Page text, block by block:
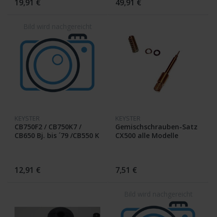
19,91 € 49,91 €
KEYSTER
CB750F2 / CB750K7 /
CB650 Bj. bis ´79 /CB550 K
12,91 €
KEYSTER
Gemischschrauben-Satz
CX500 alle Modelle
7,51 €